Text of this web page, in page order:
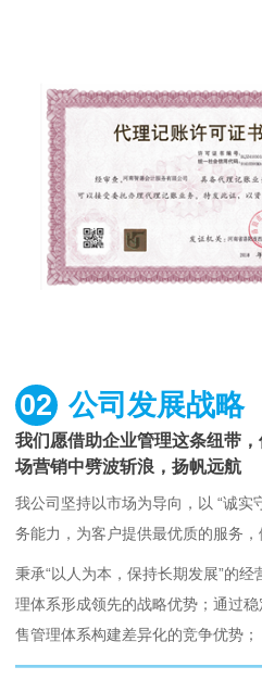
02 公司发展战略
我们愿借助企业管理这条纽带
场营销中劈波斩浪，扬帆远航
我公司坚持以市场为导向，以 “诚实
务能力，为客户提供最优质的服务
秉承“以人为本，保持长期发展”的
理体系形成领先的战略优势；通过
售管理体系构建差异化的竞争优势；